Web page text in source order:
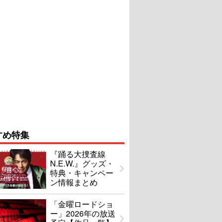
特集
『踊る大捜査線
N.E.W.』グッズ・
特典・キャンペー
ン情報まとめ
「金曜ロードショ
ー」2026年の放送